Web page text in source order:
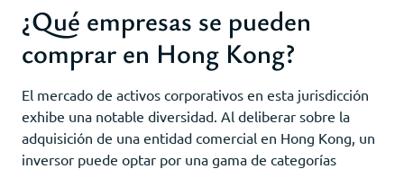
¿Qué empresas se pueden
comprar en Hong Kong?
El mercado de activos corporativos en esta jurisdicción
exhibe una notable diversidad. Al deliberar sobre la
adquisición de una entidad comercial en Hong Kong, un
inversor puede optar por una gama de categorías